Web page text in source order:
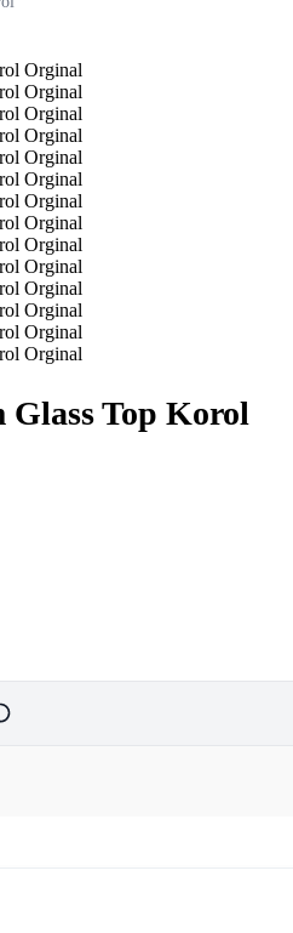
Glass Top Korol